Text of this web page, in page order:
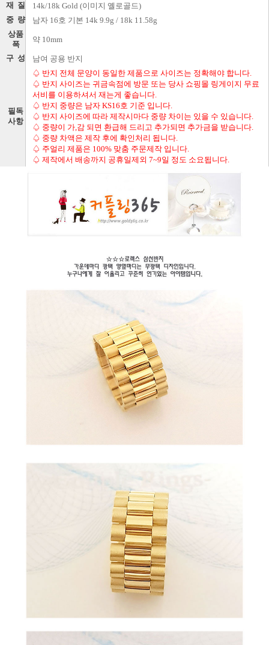
재 질 14k/18k Gold (이미지 옐로골드)
중 량 남자 16호 기본 14k 9.9g / 18k 11.58g
상품
폭
약 10mm
구 성 남여 공용 반지
필독
사항
♤ 반지 전체 문양이 동일한 제품으로 사이즈는 정확해야 합니다.
♤ 반지 사이즈는 귀금속점에 방문 또는 당사 쇼핑몰 링게이지 무료
서비를 이용하셔서 재는게 좋습니다.
♤ 반지 중량은 남자 KS16호 기준 입니다.
♤ 반지 사이즈에 따라 제작시마다 중량 차이는 있을 수 있습니다.
♤ 중량이 가,감 되면 환급해 드리고 추가되면 추가금을 받습니다.
♤ 중량 차액은 제작 후에 확인처리 됩니다.
♤ 주얼리 제품은 100% 맞춤 주문제작 입니다.
♤ 제작에서 배송까지 공휴일제외 7~9일 정도 소요됩니다.